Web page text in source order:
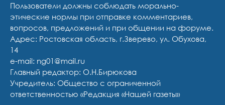
Пользователи должны соблюдать морально-
этические нормы при отправке комментариев,
вопросов, предложений и при общении на форуме.
Адрес: Ростовская область, г.Зверево, ул. Обухова,
14
e-mail: ng01@mail.ru
Главный редактор: О.Н.Бирюкова
Учредитель: Общество с ограниченной
ответственностью «Редакция «Нашей газеты»